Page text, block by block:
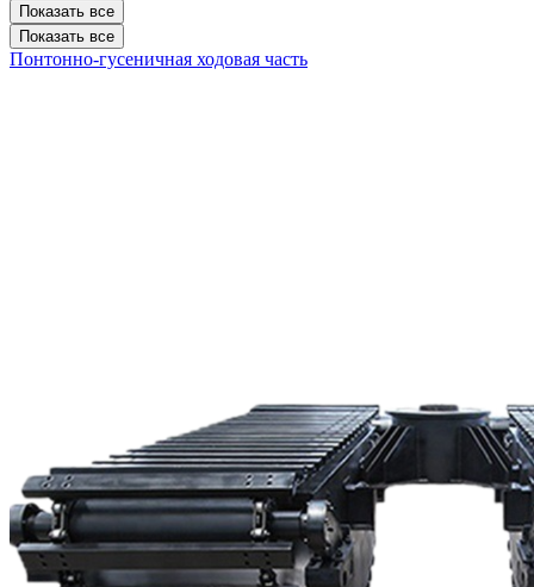
Показать все
Показать все
Понтонно-гусеничная ходовая часть